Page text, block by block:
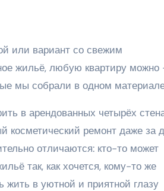
жильё, любую квартиру
мы собрали в одном
в арендованных четырёх
косметический ремонт даже за
отличаются: кто-то может
так, как хочется, кому-то же
жить в уютной и приятной глазу